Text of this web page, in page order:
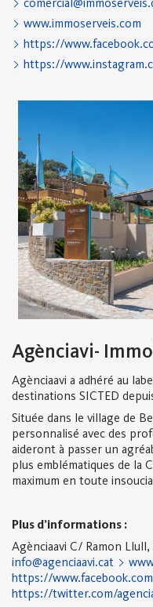
www.immoserveis.com
https://
https://
Agènciavi-
Agènciaavi a adhéré au
destinations SICTED
Située dans le village de
personnalisé avec des
aideront à passer un
plus emblématiques de la
maximum en toute
Plus d’informations :
Agènciaavi C/ Ramon Llull,
info@agenciaavi.cat
https://
https://twitter.com/